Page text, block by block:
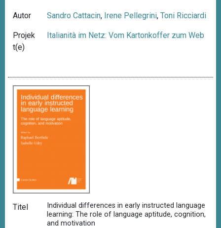
Autor Sandro Cattacin, Irene Pellegrini,Toni Ricciardi
Projek
t(e)
Italianità im Netz: Vom Kartonkoffer zum Web
Titel
Individual differences in early instructed language
learning: The role of language aptitude, cognition,
and motivation